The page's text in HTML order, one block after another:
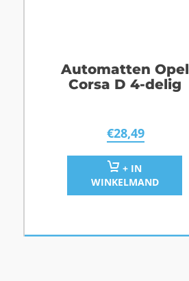
Automatten Opel
Corsa D 4-delig
€28,49
+ IN
WINKELMAND